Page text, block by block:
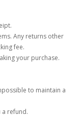
Any returns other
fee.
your purchase.
to maintain a
a refund.